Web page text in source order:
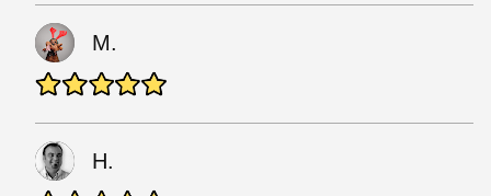
M.
H.